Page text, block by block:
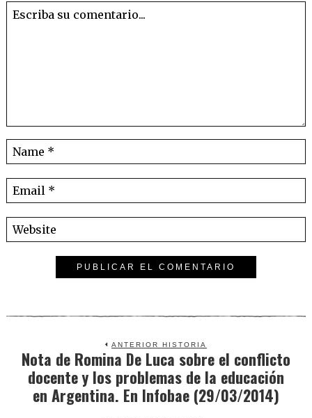
ANTERIOR HISTORIA
Previous
post:
Nota de Romina De Luca sobre el conflicto
docente y los problemas de la educación
en Argentina. En Infobae (29/03/2014)